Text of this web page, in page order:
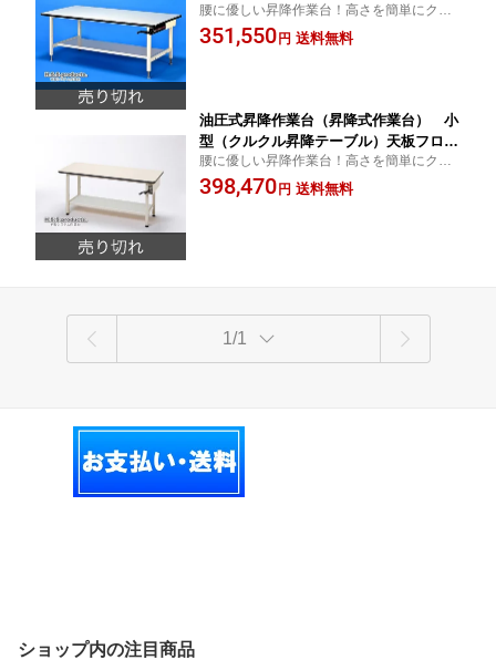
リウム 1200×2400×H620～820 無段
階昇降タイプ 完売御礼
腰に優しい昇降作業台！高さを簡単にクル
クル変えられる！
351,550 円 送料無料
油圧式昇降作業台（昇降式作業台） 小
型（クルクル昇降テーブル）天板フロア
リウム 600×1500×H700～900 無段階
昇降タイプ
腰に優しい昇降作業台！高さを簡単にクル
クル変えられる！
398,470 円 送料無料
1/1
ショップ内の注目商品